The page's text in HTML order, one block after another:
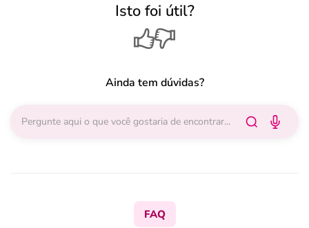
Isto foi útil?
Ainda tem dúvidas?
FAQ